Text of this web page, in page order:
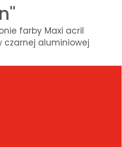
farby Maxi acril
czarnej aluminiowej